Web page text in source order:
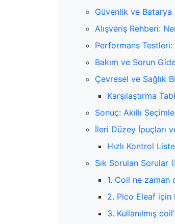
Güvenlik ve Batarya
Alışveriş Rehberi:
Performans Testleri:
Bakım ve Sorun
Çevresel ve Sağlık
Karşılaştırma
Sonuç: Akıllı
İleri Düzey İpuçları
Hızlı Kontrol
Sık Sorulan Sorular
1. Coil ne
2. Pico Eleaf için
3. Kullanılmış